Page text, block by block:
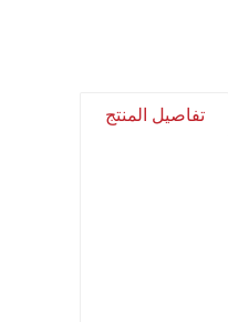
تفاصيل المنتج